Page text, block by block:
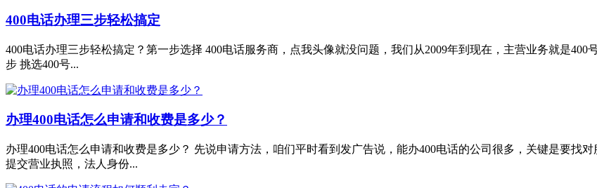
400电话办理三步轻松搞定
400电话办理三步轻松搞定？第一步选择 400电话服务商，点我头像就没问题，我们从2009年到现在，主营业务就是
步 挑选400号...
办理400电话怎么申请和收费是多少？
办理400电话怎么申请和收费是多少？ 先说申请方法，咱们平时看到发广告说，能办400电话的公司很多，关键是要找
提交营业执照，法人身份...